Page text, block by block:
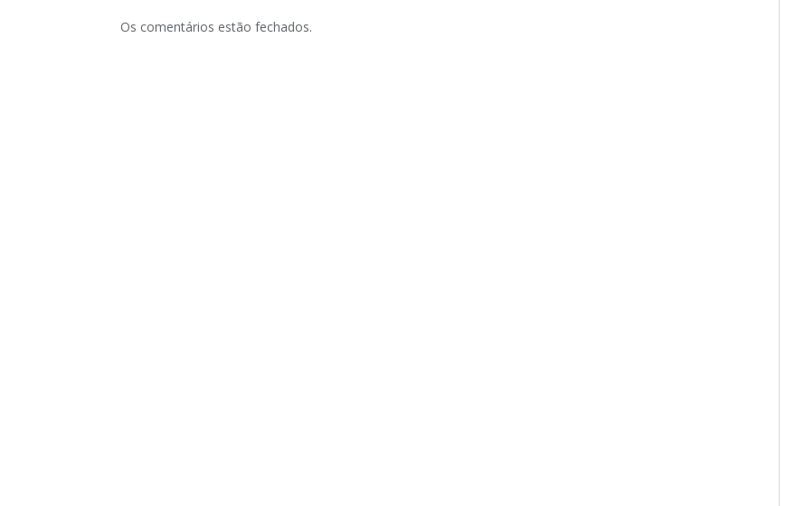
Os comentários estão fechados.